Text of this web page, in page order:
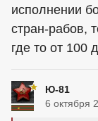
исполнении
стран-рабов,
где то от 100
Ю-81
6 октября